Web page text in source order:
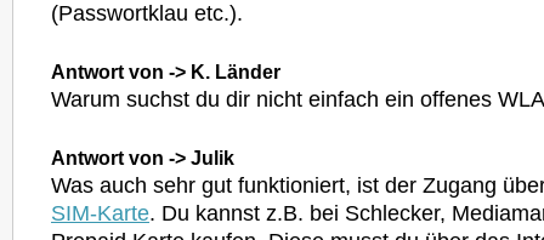
(Passwortklau etc.).
Antwort von -> K. Länder
Warum suchst du dir nicht einfach ein offenes
Antwort von -> Julik
Was auch sehr gut funktioniert, ist der Zugang
SIM-Karte. Du kannst z.B. bei Schlecker,